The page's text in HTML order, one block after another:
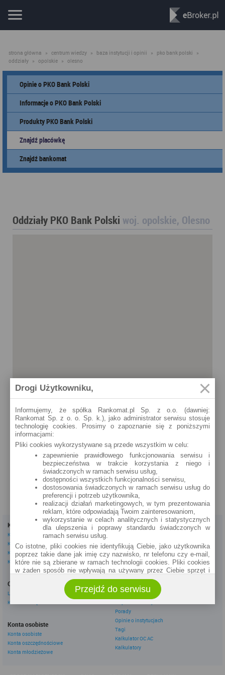
strona główna » centrum wiedzy » baza instytucji i opinii » pko bank polski
»
oddziały » opolskie » olesno
Opinie o PKO Bank Polski
Informacje o PKO Bank Polski
Produkty PKO Bank Polski
Znajdź placówkę
Znajdź bankomat
Oddziały PKO Bank Polski woj. opolskie, Olesno
Olesno
zobacz na mapie »
Kredyty
Kredyty gotówkowe
Kredyty hipoteczne
Kredyty konsolidacyjne
Kredyty na samochód
Oszczędzanie
Lokaty
Konta oszczędnościowe
Konta osobiste
Konta osobiste
Konta oszczędnościowe
Konta młodzieżowe
Dla firm
Konta firmowe
Leasingi
Inne
eBroker Ekstra
Artykuły
Porady
Opinie o instytucjach
Tagi
Kalkulator OC AC
Kalkulatory
Drogi Użytkowniku,
Informujemy, że spółka Rankomat.pl Sp. z o.o. (dawniej:
Rankomat Sp. z o. o. Sp. k.), jako administrator serwisu stosuje
technologię cookies. Prosimy o zapoznanie się z poniższymi
informacjami:
Pliki cookies wykorzystywane są przede wszystkim w celu:
zapewnienie prawidłowego funkcjonowania serwisu i
bezpieczeństwa w trakcie korzystania z niego i
świadczonych w ramach serwisu usług,
dostępności wszystkich funkcjonalności serwisu,
dostosowania świadczonych w ramach serwisu usług do
preferencji i potrzeb użytkownika,
realizacji działań marketingowych, w tym prezentowania
reklam, które odpowiadają Twoim zainteresowaniom,
wykorzystanie w celach analitycznych i statystycznych
dla ulepszenia i poprawy standardu świadczonych w
ramach serwisu usług.
Co istotne, pliki cookies nie identyfikują Ciebie, jako użytkownika
poprzez takie dane jak imię czy nazwisko, nr telefonu czy e-mail,
które nie są zbierane w ramach technologii cookies. Pliki cookies
w żaden sposób nie wpływają na używany przez Ciebie sprzęt i
Zakres wykorzystywania plików cookies możliwy jest do
określenia w ustawieniach przeglądarki każdego użytkownika. Bez
wprowadzenia zmian ustawień, informacje w plikach cookies mogą
być zapisywane w pamięci Twojego urządzenia.
Administratorem danych pozyskiwanych w technologii cookies jest
spółka Rankomat.pl Sp. z o.o. (dawniej: Rankomat Sp. z o. o. Sp.
k.) z siedzibą w Warszawie, ul. Wolska 88, 01 - 141 Warszawa.
Możesz jako użytkownik w każdym czasie skontaktować się z
administratorem pod adresem bok@ebroker.pl, jak również wyrazić
Przejdź do serwisu